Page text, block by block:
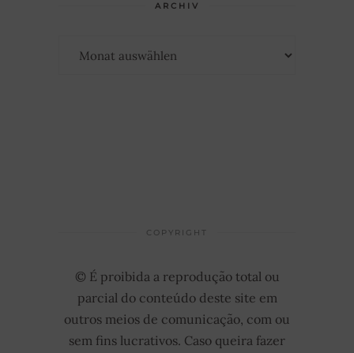
ARCHIV
COPYRIGHT
© É proibida a reprodução total ou
parcial do conteúdo deste site em
outros meios de comunicação, com ou
sem fins lucrativos. Caso queira fazer